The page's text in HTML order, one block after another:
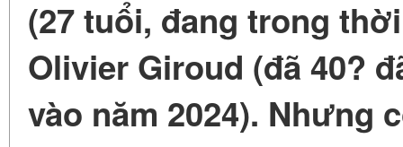
(27 tuổi, đang trong
Olivier Giroud (đã 40?
vào năm 2024). Nhưng